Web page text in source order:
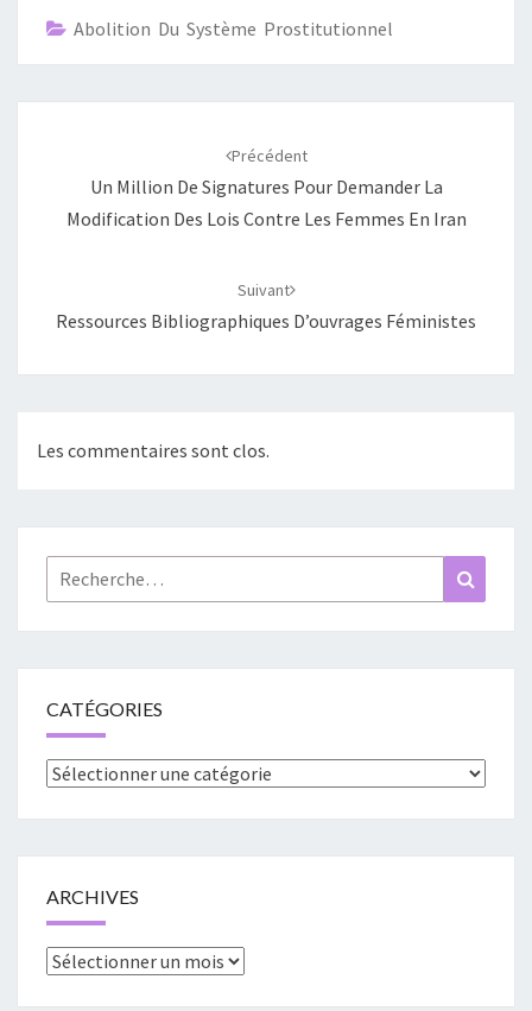
Abolition Du Système Prostitutionnel
Précédent
Un Million De Signatures Pour Demander La
Modification Des Lois Contre Les Femmes En Iran
Suivant
Ressources Bibliographiques D’ouvrages Féministes
Les commentaires sont clos.
Rechercher :
CATÉGORIES
Catégories
ARCHIVES
Archives